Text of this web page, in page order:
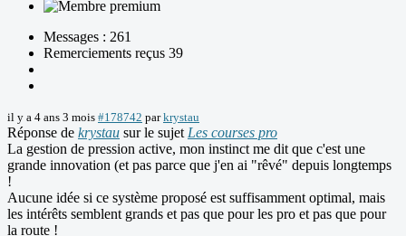
Messages : 261
Remerciements reçus 39
il y a 4 ans 3 mois #178742 parkrystau
Réponse de krystau sur le sujet Les courses pro
La gestion de pression active, mon instinct me dit que c'est une
grande innovation (et pas parce que j'en ai "rêvé" depuis longtemps
!
Aucune idée si ce système proposé est suffisamment optimal, mais
les intérêts semblent grands et pas que pour les pro et pas que pour
la route !